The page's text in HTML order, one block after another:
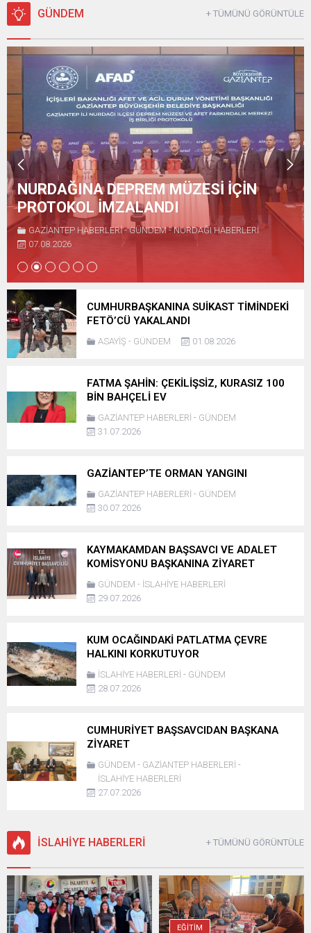
Otoyolu’nun Nurdağı
Kavşağı yakınlarında İsmail
Doğruyol (46) idaresindeki
42 AEN 20 plakalı otomobil,
Davut Y.(53) idaresindeki 49
ABH 752 plakalı TIR ve
Ahmet C’nin kullandığı 03
AKB 331 plakalı...
olayda İddiaya göre, plakası
anda yanmaya başladı.
Durumu fark eden sürücü
tankeri yol kenarına çekerek
kendisini araçtan dışarı attı.
Sürücünün 112 Acil Çağrı
Merkezi’ne ihbarda...
GÜNDEM + TÜMÜNÜ GÖRÜNTÜLE
NURDAĞINA DEPREM MÜZESİ İÇİN
PROTOKOL İMZALANDI
GAZİANTEP HABERLERİ-GÜNDEM-NURDAĞI HABERLERİ
07.08.2026
CUMHURBAŞKANINA SUİKAST TİMİNDEKİ
FETÖ’CÜ YAKALANDI
ASAYİŞ - GÜNDEM 01.08.2026
FATMA ŞAHİN: ÇEKİLİŞSİZ, KURASIZ 100
BİN BAHÇELİ EV
GAZİANTEP HABERLERİ - GÜNDEM
31.07.2026
GAZİANTEP’TE ORMAN YANGINI
GAZİANTEP HABERLERİ - GÜNDEM
30.07.2026
KAYMAKAMDAN BAŞSAVCI VE ADALET
KOMİSYONU BAŞKANINA ZİYARET
GÜNDEM - İSLAHİYE HABERLERİ
29.07.2026
KUM OCAĞINDAKİ PATLATMA ÇEVRE
HALKINI KORKUTUYOR
İSLAHİYE HABERLERİ - GÜNDEM
28.07.2026
CUMHURİYET BAŞSAVCIDAN BAŞKANA
ZİYARET
GÜNDEM - GAZİANTEP HABERLERİ -
İSLAHİYE HABERLERİ
27.07.2026
İSLAHİYE HABERLERİ + TÜMÜNÜ GÖRÜNTÜLE
EĞİTİM